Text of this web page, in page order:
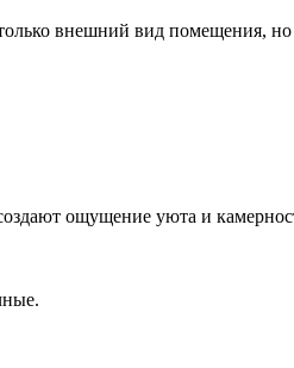
внешний вид помещения,
ощущение уюта и